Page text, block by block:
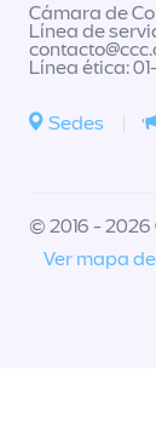
Cámara de
Línea de
Línea ética:
Sedes |
© 2016 -
Ver mapa